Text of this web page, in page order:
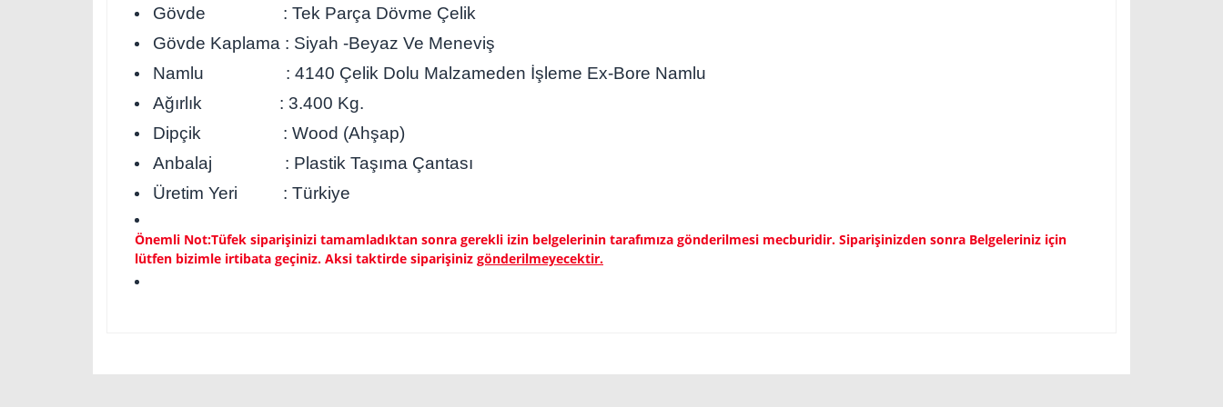
Gövde : Tek Parça Dövme Çelik
Gövde Kaplama : Siyah -Beyaz Ve Meneviş
Namlu : 4140 Çelik Dolu Malzameden İşleme Ex-Bore Namlu
Ağırlık : 3.400 Kg.
Dipçik : Wood (Ahşap)
Anbalaj : Plastik Taşıma Çantası
Üretim Yeri : Türkiye
Önemli Not:Tüfek siparişinizi tamamladıktan sonra gerekli izin belgelerinin tarafımıza gönderilmesi mecburidir. Siparişinizden sonra Belgeleriniz için
lütfen bizimle irtibata geçiniz. Aksi taktirde siparişiniz gönderilmeyecektir.